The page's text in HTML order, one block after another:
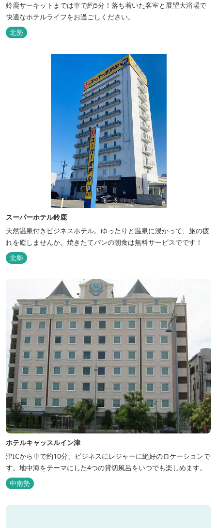
鈴鹿サーキットまでは車で約5分！落ち着いた客室と展望大浴場で
快適なホテルライフをお過ごしください。
北勢
スーパーホテル鈴鹿
天然温泉付きビジネスホテル。ゆったりと温泉に浸かって、旅の疲
れを癒しませんか。焼きたてパンの朝食は無料サービスでです！
北勢
ホテルキャッスルイン津
津ICから車で約10分、ビジネスにレジャーに絶好のロケーションで
す。地中海をテーマにした4つの貸切風呂をいつでも楽しめます。
中南勢